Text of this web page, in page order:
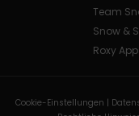
Team
Snow &
Roxy App
Cookie-Einstellungen |